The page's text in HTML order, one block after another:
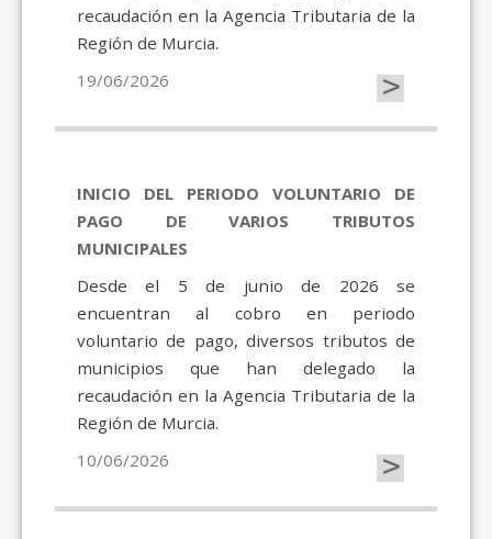
recaudación en la Agencia Tributaria de la
Región de Murcia.
19/06/2026
>
INICIO DEL PERIODO VOLUNTARIO DE
PAGO DE VARIOS TRIBUTOS
MUNICIPALES
Desde el 5 de junio de 2026 se
encuentran al cobro en periodo
voluntario de pago, diversos tributos de
municipios que han delegado la
recaudación en la Agencia Tributaria de la
Región de Murcia.
10/06/2026
>